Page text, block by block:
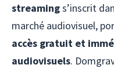
streamings’inscrit
marché audiovisuel,
accès gratuit et
audiovisuels.